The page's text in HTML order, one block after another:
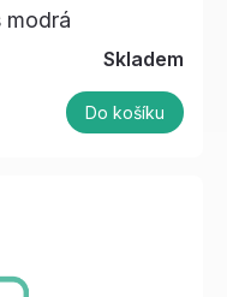
modrá
Skladem
Do košíku